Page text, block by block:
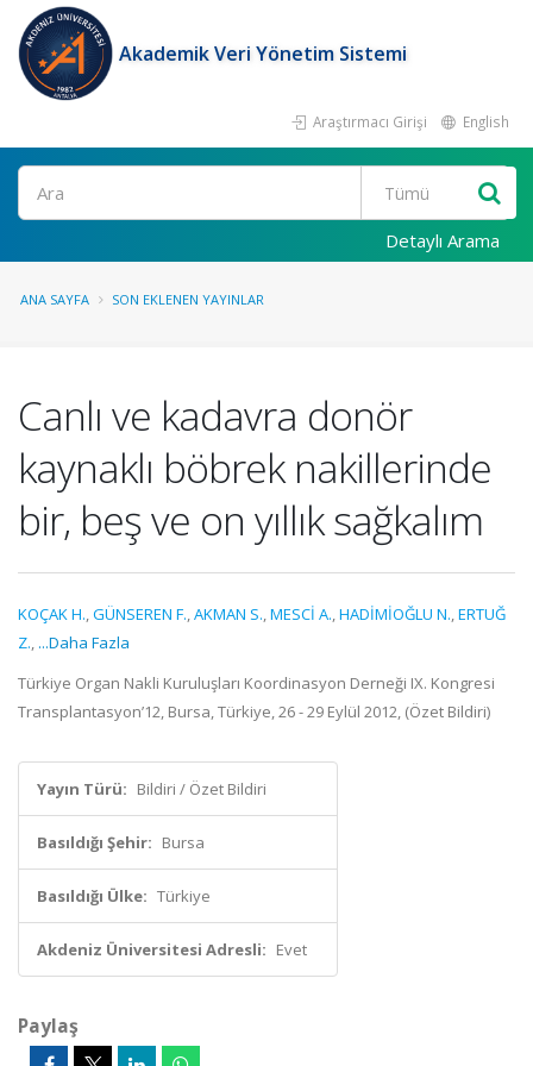
Akademik Veri Yönetim Sistemi
Araştırmacı Girişi English
Ara
Detaylı Arama
ANA SAYFA SON EKLENEN YAYINLAR
Canlı ve kadavra donör
kaynaklı böbrek nakillerinde
bir, beş ve on yıllık sağkalım
KOÇAK H.,GÜNSEREN F.,AKMAN S.,MESCİ A.,HADİMİOĞLU N.,ERTUĞ
Z., ...Daha Fazla
Türkiye Organ Nakli Kuruluşları Koordinasyon Derneği IX. Kongresi
Transplantasyon’12, Bursa, Türkiye, 26 - 29 Eylül 2012, (Özet Bildiri)
Yayın Türü: Bildiri / Özet Bildiri
Basıldığı Şehir: Bursa
Basıldığı Ülke: Türkiye
Akdeniz Üniversitesi Adresli: Evet
Paylaş